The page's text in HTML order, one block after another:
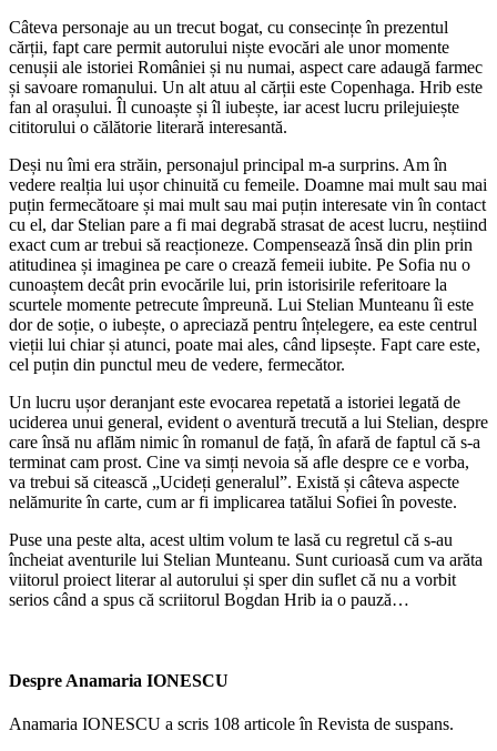
Câteva personaje au un trecut bogat, cu consecințe în prezentul
cărții, fapt care permit autorului niște evocări ale unor momente
cenușii ale istoriei României și nu numai, aspect care adaugă farmec
și savoare romanului. Un alt atuu al cărții este Copenhaga. Hrib este
fan al orașului. Îl cunoaște și îl iubește, iar acest lucru prilejuiește
cititorului o călătorie literară interesantă.
Deși nu îmi era străin, personajul principal m-a surprins. Am în
vedere realția lui ușor chinuită cu femeile. Doamne mai mult sau mai
puțin fermecătoare și mai mult sau mai puțin interesate vin în contact
cu el, dar Stelian pare a fi mai degrabă strasat de acest lucru, neștiind
exact cum ar trebui să reacționeze. Compensează însă din plin prin
atitudinea și imaginea pe care o crează femeii iubite. Pe Sofia nu o
cunoaștem decât prin evocările lui, prin istorisirile referitoare la
scurtele momente petrecute împreună. Lui Stelian Munteanu îi este
dor de soție, o iubește, o apreciază pentru înțelegere, ea este centrul
vieții lui chiar și atunci, poate mai ales, când lipsește. Fapt care este,
cel puțin din punctul meu de vedere, fermecător.
Un lucru ușor deranjant este evocarea repetată a istoriei legată de
uciderea unui general, evident o aventură trecută a lui Stelian, despre
care însă nu aflăm nimic în romanul de față, în afară de faptul că s-a
terminat cam prost. Cine va simți nevoia să afle despre ce e vorba,
va trebui să citească „Ucideți generalul”. Există și câteva aspecte
nelămurite în carte, cum ar fi implicarea tatălui Sofiei în poveste.
Puse una peste alta, acest ultim volum te lasă cu regretul că s-au
încheiat aventurile lui Stelian Munteanu. Sunt curioasă cum va arăta
viitorul proiect literar al autorului și sper din suflet că nu a vorbit
serios când a spus că scriitorul Bogdan Hrib ia o pauză…
Despre Anamaria IONESCU
Anamaria IONESCU a scris 108 articole în Revista de suspans.